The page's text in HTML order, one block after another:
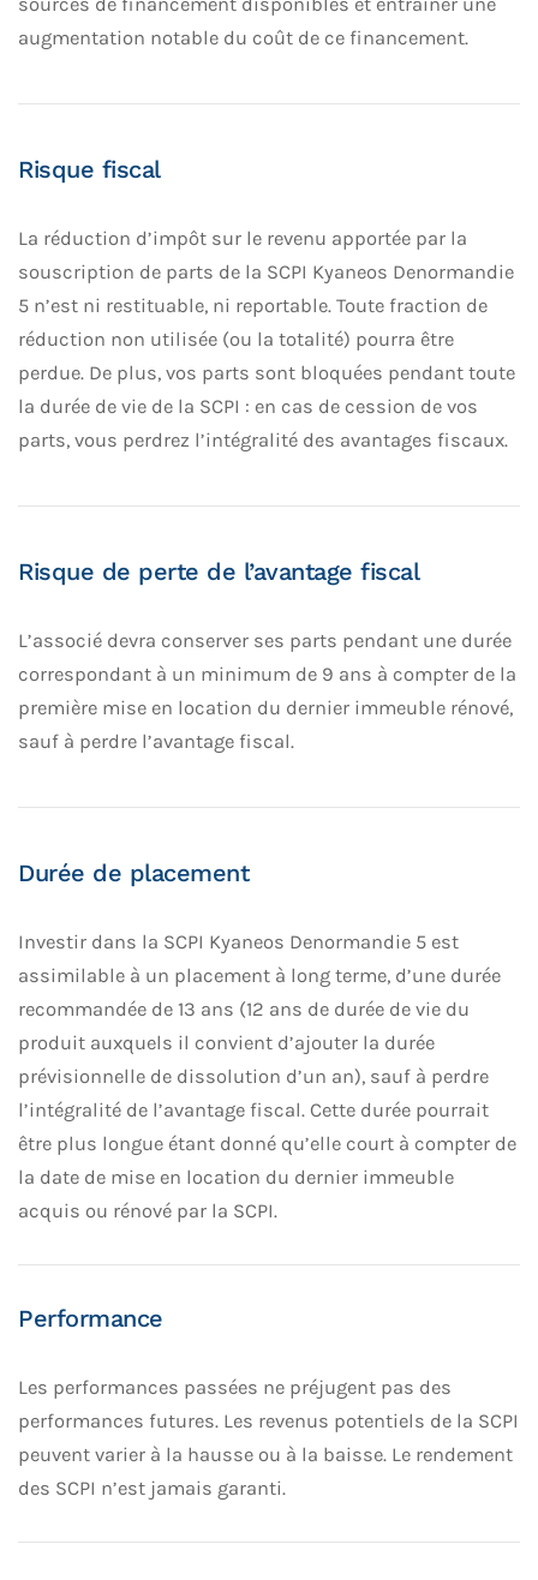
sources de financement disponibles et entraîner une
augmentation notable du coût de ce financement.
Risque fiscal
La réduction d’impôt sur le revenu apportée par la
souscription de parts de la SCPI Kyaneos Denormandie
5 n’est ni restituable, ni reportable. Toute fraction de
réduction non utilisée (ou la totalité) pourra être
perdue. De plus, vos parts sont bloquées pendant toute
la durée de vie de la SCPI : en cas de cession de vos
parts, vous perdrez l’intégralité des avantages fiscaux.
Risque de perte de l’avantage fiscal
L’associé devra conserver ses parts pendant une durée
correspondant à un minimum de 9 ans à compter de la
première mise en location du dernier immeuble rénové,
sauf à perdre l’avantage fiscal.
Durée de placement
Investir dans la SCPI Kyaneos Denormandie 5 est
assimilable à un placement à long terme, d’une durée
recommandée de 13 ans (12 ans de durée de vie du
produit auxquels il convient d’ajouter la durée
prévisionnelle de dissolution d’un an), sauf à perdre
l’intégralité de l’avantage fiscal. Cette durée pourrait
être plus longue étant donné qu’elle court à compter de
la date de mise en location du dernier immeuble
acquis ou rénové par la SCPI.
Performance
Les performances passées ne préjugent pas des
performances futures. Les revenus potentiels de la SCPI
peuvent varier à la hausse ou à la baisse. Le rendement
des SCPI n’est jamais garanti.